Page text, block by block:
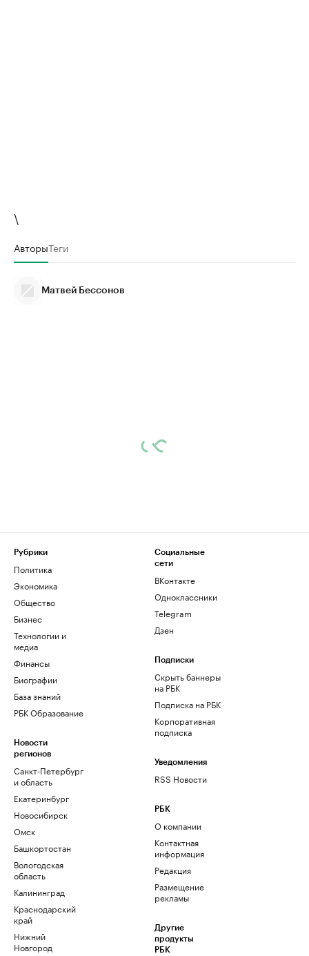
\
АвторыТеги
Матвей Бессонов
Рубрики
Политика
Экономика
Общество
Бизнес
Технологии и
медиа
Финансы
Биографии
База знаний
РБК Образование
Новости
регионов
Санкт-Петербург
и область
Екатеринбург
Новосибирск
Омск
Башкортостан
Вологодская
область
Калининград
Краснодарский
край
Нижний
Новгород
Социальные
сети
ВКонтакте
Одноклассники
Telegram
Дзен
Подписки
Скрыть баннеры
на РБК
Подписка на РБК
Корпоративная
подписка
Уведомления
RSS Новости
РБК
О компании
Контактная
информация
Редакция
Размещение
рекламы
Другие
продукты
РБК